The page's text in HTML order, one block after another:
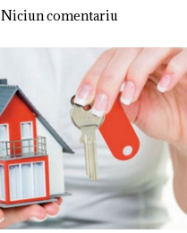
Niciun comentariu